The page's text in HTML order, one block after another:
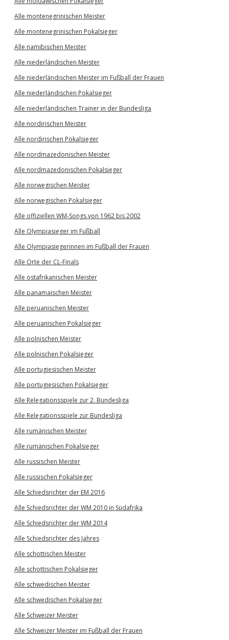
Alle montenegrinischen Meister
Alle montenegrinischen Pokalsieger
Alle namibischen Meister
Alle niederländischen Meister
Alle niederländischen Meister im Fußball der Frauen
Alle niederländischen Pokalsieger
Alle niederländischen Trainer in der Bundesliga
Alle nordirischen Meister
Alle nordirischen Pokalsieger
Alle nordmazedonischen Meister
Alle nordmazedonischen Pokalsieger
Alle norwegischen Meister
Alle norwegischen Pokalsieger
Alle offiziellen WM-Songs von 1962 bis 2002
Alle Olympiasieger im Fußball
Alle Olympiasiegerinnen im Fußball der Frauen
Alle Orte der CL-Finals
Alle ostafrikanischen Meister
Alle panamaischen Meister
Alle peruanischen Meister
Alle peruanischen Pokalsieger
Alle polnischen Meister
Alle polnischen Pokalsieger
Alle portugiesischen Meister
Alle portugiesischen Pokalsieger
Alle Relegationsspiele zur 2. Bundesliga
Alle Relegationsspiele zur Bundesliga
Alle rumänischen Meister
Alle rumänischen Pokalsieger
Alle russischen Meister
Alle russischen Pokalsieger
Alle Schiedsrichter der EM 2016
Alle Schiedsrichter der WM 2010 in Südafrika
Alle Schiedsrichter der WM 2014
Alle Schiedsrichter des Jahres
Alle schottischen Meister
Alle schottischen Pokalsieger
Alle schwedischen Meister
Alle schwedischen Pokalsieger
Alle Schweizer Meister
Alle Schweizer Meister im Fußball der Frauen